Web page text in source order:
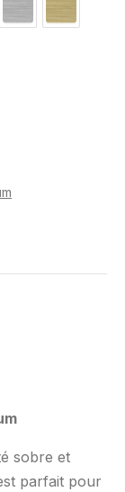
sobre et
parfait pour